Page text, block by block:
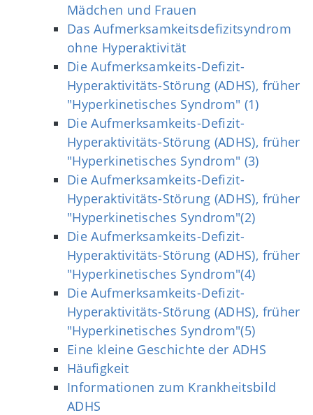
Mädchen und Frauen
Das Aufmerksamkeitsdefizitsyndrom
ohne Hyperaktivität
Die Aufmerksamkeits-Defizit-
Hyperaktivitäts-Störung (ADHS), früher
"Hyperkinetisches Syndrom" (1)
Die Aufmerksamkeits-Defizit-
Hyperaktivitäts-Störung (ADHS), früher
"Hyperkinetisches Syndrom" (3)
Die Aufmerksamkeits-Defizit-
Hyperaktivitäts-Störung (ADHS), früher
"Hyperkinetisches Syndrom"(2)
Die Aufmerksamkeits-Defizit-
Hyperaktivitäts-Störung (ADHS), früher
"Hyperkinetisches Syndrom"(4)
Die Aufmerksamkeits-Defizit-
Hyperaktivitäts-Störung (ADHS), früher
"Hyperkinetisches Syndrom"(5)
Eine kleine Geschichte der ADHS
Häufigkeit
Informationen zum Krankheitsbild
ADHS